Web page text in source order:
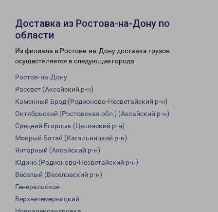
Доставка из Ростова-на-Дону по
области
Из филиала в Ростове-на-Дону доставка грузов
осуществляется в следующие города:
Ростов-на-Дону
Рассвет (Аксайский р-н)
Каменный Брод (Родионово-Несветайский р-н)
Октябрьский (Ростовская обл.) (Аксайский р-н)
Средний Егорлык (Целинский р-н)
Мокрый Батай (Кагальницкий р-н)
Янтарный (Аксайский р-н)
Юдино (Родионово-Несветайский р-н)
Веселый (Веселовский р-н)
Генеральское
Верхнетемерницкий